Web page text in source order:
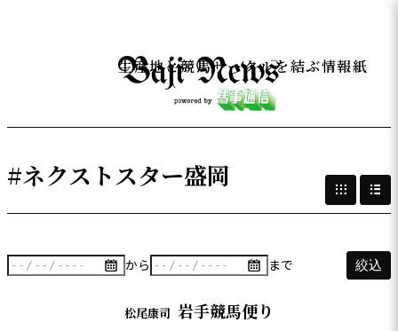
生産地と競馬サークルを結ぶ情報紙
#ネクストスター盛岡
から まで 絞込
松尾康司 岩手競馬便り